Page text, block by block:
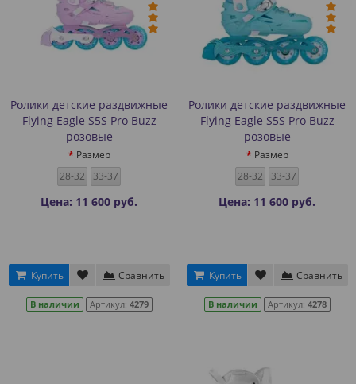
Ролики детские раздвижные
Flying Eagle S5S Pro Buzz
розовые
Размер
28-32
33-37
Цена: 11 600 руб.
Купить Сравнить
В наличии Артикул: 4279
Ролики детские раздвижные
Flying Eagle S5S Pro Buzz
розовые
Размер
28-32
33-37
Цена: 11 600 руб.
Купить Сравнить
В наличии Артикул: 4278